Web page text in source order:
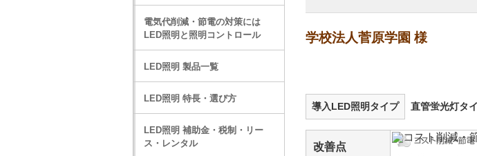
学校法人菅原学園 様
導入LED照明タイプ 直管蛍光灯タ
改善点
電気代削減・節電の対策には
LED照明と照明コントロール
LED照明 製品一覧
LED照明 特長・選び方
LED照明 補助金・税制・リー
ス・レンタル